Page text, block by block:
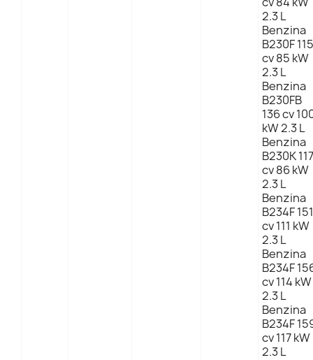
2.3 L
Benzina
B230F 115
cv 85 kW
2.3 L
Benzina
B230FB
136 cv
kW 2.3 L
Benzina
B230K 117
cv 86 kW
2.3 L
Benzina
B234F 151
cv 111 kW
2.3 L
Benzina
B234F
cv 114 kW
2.3 L
Benzina
B234F
cv 117 kW
2.3 L